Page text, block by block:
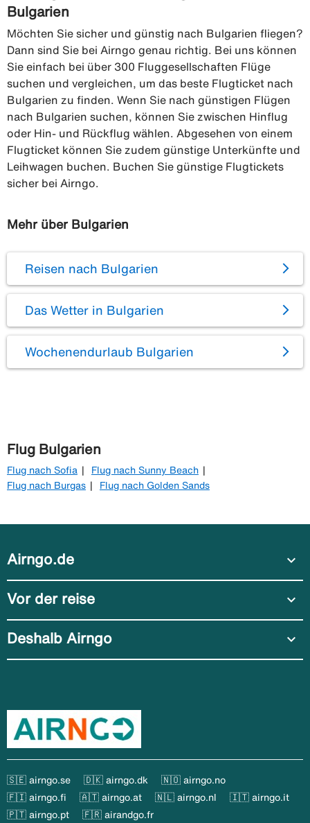
Bulgarien
Möchten Sie sicher und günstig nach Bulgarien fliegen?
Dann sind Sie bei Airngo genau richtig. Bei uns können
Sie einfach bei über 300 Fluggesellschaften Flüge
suchen und vergleichen, um das beste Flugticket nach
Bulgarien zu finden. Wenn Sie nach günstigen Flügen
nach Bulgarien suchen, können Sie zwischen Hinflug
oder Hin- und Rückflug wählen. Abgesehen von einem
Flugticket können Sie zudem günstige Unterkünfte und
Leihwagen buchen. Buchen Sie günstige Flugtickets
sicher bei Airngo.
Mehr über Bulgarien
Reisen nach Bulgarien
Das Wetter in Bulgarien
Wochenendurlaub Bulgarien
Flug Bulgarien
Flug nach Sofia
Flug nach Sunny Beach
Flug nach Burgas
Flug nach Golden Sands
Airngo.de expand_more
Vor der reise expand_more
Deshalb Airngo expand_more
🇸🇪 airngo.se 🇩🇰 airngo.dk
🇳🇴 airngo.no
🇫🇮 airngo.fi
🇦🇹 airngo.at 🇳🇱 airngo.nl
🇮🇹 airngo.it
🇵🇹 airngo.pt
🇫🇷 airandgo.fr